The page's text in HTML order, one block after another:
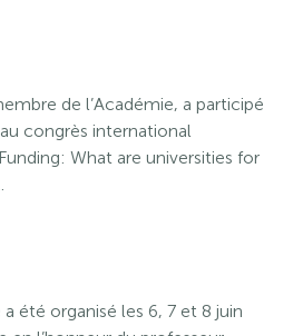
de l’Académie, a participé
congrès international
What are universities for
été organisé les 6, 7 et 8 juin